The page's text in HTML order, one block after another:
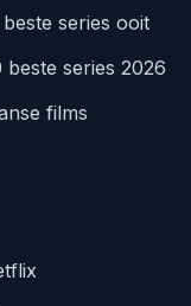
series ooit
beste series 2026
films